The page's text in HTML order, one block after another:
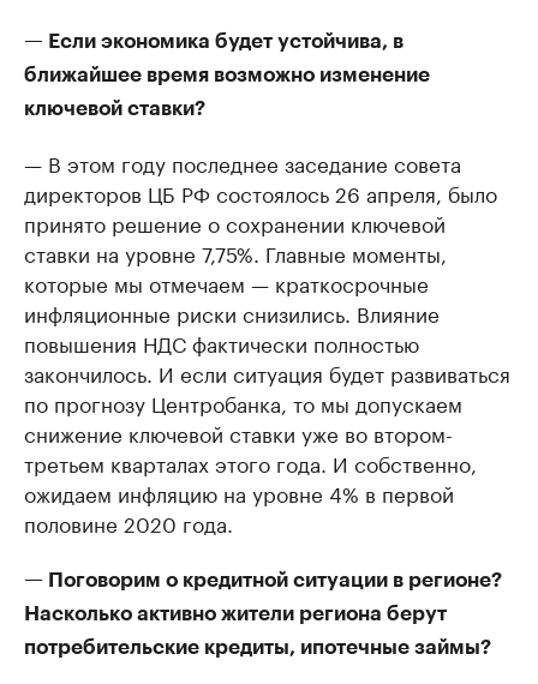
— Если экономика будет устойчива, в
ближайшее время возможно изменение
ключевой ставки?
— В этом году последнее заседание совета
директоров ЦБ РФ состоялось 26 апреля, было
принято решение о сохранении ключевой
ставки на уровне 7,75%. Главные моменты,
которые мы отмечаем — краткосрочные
инфляционные риски снизились. Влияние
повышения НДС фактически полностью
закончилось. И если ситуация будет развиваться
по прогнозу Центробанка, то мы допускаем
снижение ключевой ставки уже во втором-
третьем кварталах этого года. И собственно,
ожидаем инфляцию на уровне 4% в первой
половине 2020 года.
— Поговорим о кредитной ситуации в регионе?
Насколько активно жители региона берут
потребительские кредиты, ипотечные займы?